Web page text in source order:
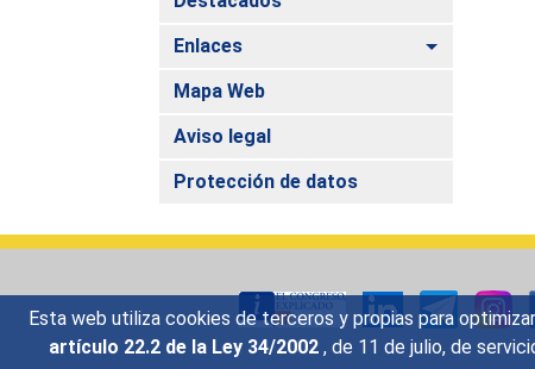
Esta web utiliza cookies de terceros y propias para
artículo 22.2 de la Ley 34/2002 , de 11 de julio, de
Enlaces
Alternar
Mapa Web
Aviso legal
Protección de datos